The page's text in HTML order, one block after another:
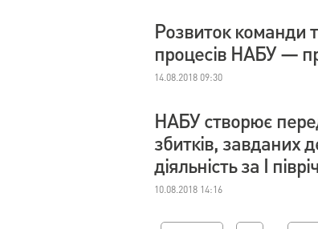
Розвиток команди
процесів НАБУ —
14.08.2018 09:30
НАБУ створює
збитків, завданих
діяльність за І
10.08.2018 14:16